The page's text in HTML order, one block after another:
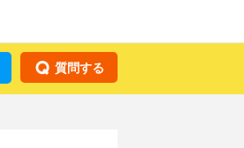
質問する